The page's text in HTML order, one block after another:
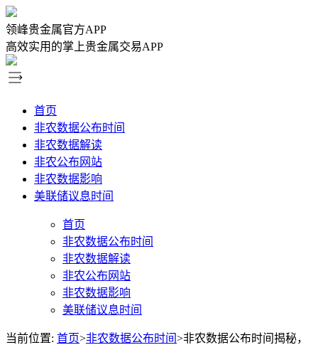
领峰贵金属官方APP
高效实用的掌上贵金属交易APP
首页
非农数据公布时间
非农数据解读
非农公布网站
非农数据影响
美联储议息时间
首页
非农数据公布时间
非农数据解读
非农公布网站
非农数据影响
美联储议息时间
当前位置: 首页>非农数据公布时间>非农数据公布时间揭秘，